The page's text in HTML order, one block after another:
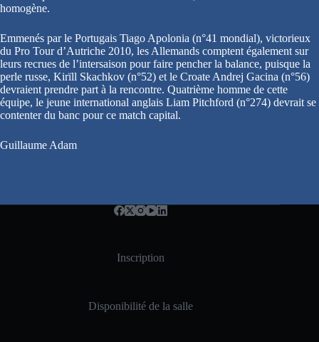
homogène.
Emmenés par le Portugais Tiago Apolonia (n°41 mondial), victorieux
du Pro Tour d’Autriche 2010, les Allemands comptent également sur
leurs recrues de l’intersaison pour faire pencher la balance, puisque la
perle russe, Kirïll Skachkov (n°52) et le Croate Andrej Gacina (n°56)
devraient prendre part à la rencontre. Quatrième homme de cette
équipe, le jeune international anglais Liam Pitchford (n°274) devrait se
contenter du banc pour ce match capital.
Guillaume Adam
Inscription
Disponibilité de la salle